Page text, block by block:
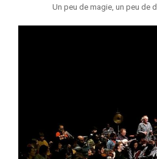
Un peu de magie, un peu de